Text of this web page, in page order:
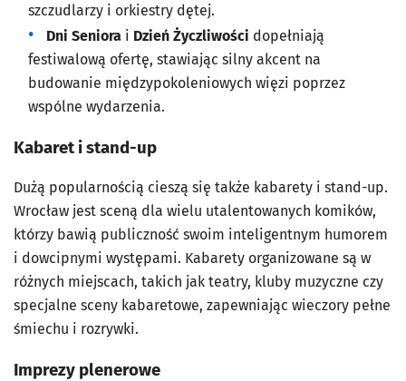
szczudlarzy i orkiestry dętej.
Dni Seniora i Dzień Życzliwości dopełniają
festiwalową ofertę, stawiając silny akcent na
budowanie międzypokoleniowych więzi poprzez
wspólne wydarzenia.
Kabaret i stand-up
Dużą popularnością cieszą się także kabarety i stand-up.
Wrocław jest sceną dla wielu utalentowanych komików,
którzy bawią publiczność swoim inteligentnym humorem
i dowcipnymi występami. Kabarety organizowane są w
różnych miejscach, takich jak teatry, kluby muzyczne czy
specjalne sceny kabaretowe, zapewniając wieczory pełne
śmiechu i rozrywki.
Imprezy plenerowe